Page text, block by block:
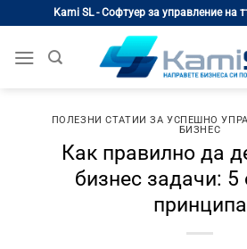
content
Kami SL - Софтуер за управление на
ПОЛЕЗНИ СТАТИИ ЗА УСПЕШНО
БИЗНЕС
Как правилно да
бизнес задачи: 5
принципа